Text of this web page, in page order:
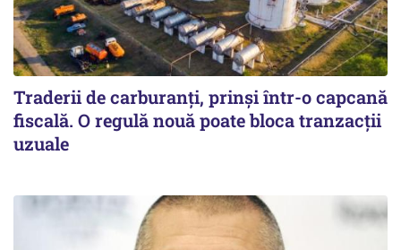
Traderii de carburanți, prinși într-o capcană
fiscală. O regulă nouă poate bloca tranzacții
uzuale